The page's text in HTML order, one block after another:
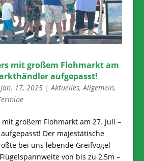
mit großem Flohmarkt am
aufgepasst!
Jan. 17, 2025|Aktuelles,Allgemein,
mit großem Flohmarkt am 27. Juli –
Der majestätische
bei uns lebende Greifvogel
von bis zu 2,5m –